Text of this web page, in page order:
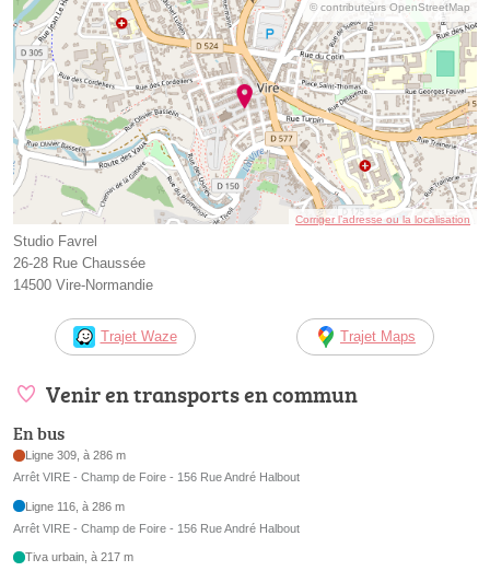
© contributeurs OpenStreetMap
Corriger l’adresse ou la localisation
Studio Favrel
26-28 Rue Chaussée
14500 Vire-Normandie
Trajet Waze Trajet Maps
Venir en transports en commun
En bus
Ligne 309, à 286 m
Arrêt VIRE - Champ de Foire - 156 Rue André Halbout
Ligne 116, à 286 m
Arrêt VIRE - Champ de Foire - 156 Rue André Halbout
Tiva urbain, à 217 m